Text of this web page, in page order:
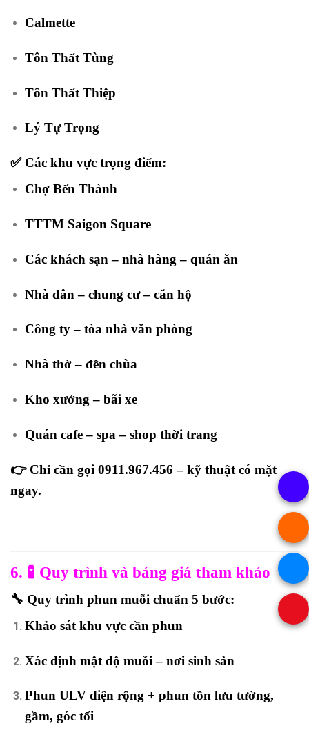
Calmette
Tôn Thất Tùng
Tôn Thất Thiệp
Lý Tự Trọng
✅ Các khu vực trọng điểm:
Chợ Bến Thành
TTTM Saigon Square
Các khách sạn – nhà hàng – quán ăn
Nhà dân – chung cư – căn hộ
Công ty – tòa nhà văn phòng
Nhà thờ – đền chùa
Kho xưởng – bãi xe
Quán cafe – spa – shop thời trang
👉 Chỉ cần gọi 0911.967.456 – kỹ thuật có mặt
ngay.
6. 🧪 Quy trình và bảng giá tham khảo
🔧 Quy trình phun muỗi chuẩn 5 bước:
Khảo sát khu vực cần phun
Xác định mật độ muỗi – nơi sinh sản
Phun ULV diện rộng + phun tồn lưu tường,
gầm, góc tối